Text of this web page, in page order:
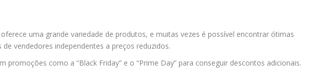
uma grande variedade de produtos, e muitas vezes é possível encontrar ótimas
vendedores independentes a preços reduzidos.
promoções como a “Black Friday” e o “Prime Day” para conseguir descontos adicionais.